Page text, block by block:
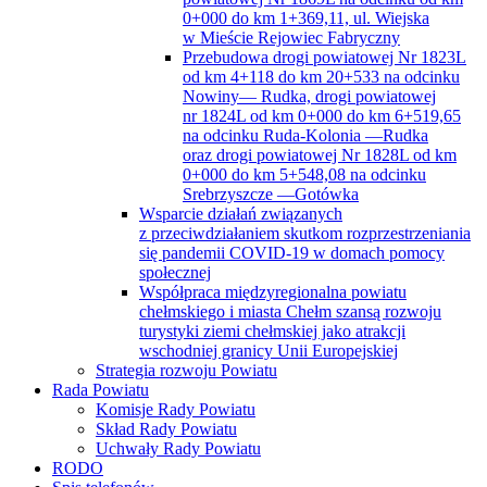
0+000 do km 1+369,11, ul. Wiejska
w Mieście Rejowiec Fabryczny
Przebudowa drogi powiatowej Nr 1823L
od km 4+118 do km 20+533 na odcinku
Nowiny— Rudka, drogi powiatowej
nr 1824L od km 0+000 do km 6+519,65
na odcinku Ruda-Kolonia —Rudka
oraz drogi powiatowej Nr 1828L od km
0+000 do km 5+548,08 na odcinku
Srebrzyszcze —Gotówka
Wsparcie działań związanych
z przeciwdziałaniem skutkom rozprzestrzeniania
się pandemii COVID-19 w domach pomocy
społecznej
Współpraca międzyregionalna powiatu
chełmskiego i miasta Chełm szansą rozwoju
turystyki ziemi chełmskiej jako atrakcji
wschodniej granicy Unii Europejskiej
Strategia rozwoju Powiatu
Rada Powiatu
Komisje Rady Powiatu
Skład Rady Powiatu
Uchwały Rady Powiatu
RODO